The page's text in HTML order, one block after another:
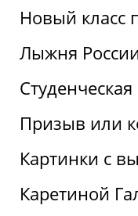
Новый класс
Лыжня
Призыв или
Картинки с
Каретиной